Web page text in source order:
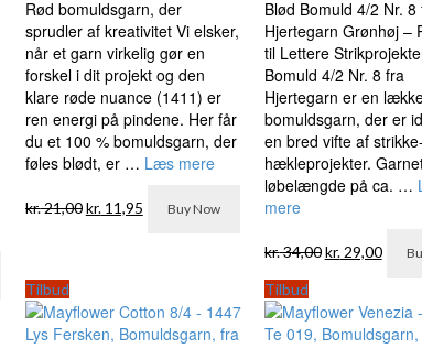
Rød bomuldsgarn, der
sprudler af kreativitet Vi elsker,
når et garn virkelig gør en
forskel i dit projekt og den
klare røde nuance (1411) er
ren energi på pindene. Her får
du et 100 % bomuldsgarn, der
føles blødt, er … Læs mere
kr.21,00oprindelige
kr.11,95aktuelleBuy Now
Blød Bomuld 4/2 Nr. 8
Hjertegarn Grønhøj –
til Lettere
Bomuld 4/2 Nr. 8 fra
Hjertegarn er en
bomuldsgarn, der er
en bred vifte af
hækleprojekter.
løbelængde på ca. …
mere
kr.34,00oprindelige
kr. 34,00.
kr.29,00
kr.
Tilbud Tilbud